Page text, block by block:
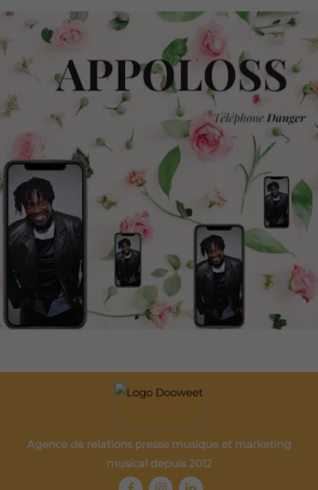
Agence de relations presse musique et marketing
musical depuis 2012